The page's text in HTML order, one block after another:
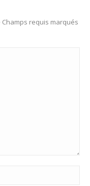
requis marqués